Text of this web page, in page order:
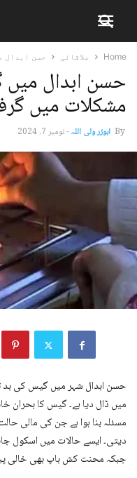
Home علاقائی حسن ابدال
حسن ابدال
مشکلات میں
By ابوزر ولی اللہ-نومبر 7, 2024
حسن ابدال شہر میں گیس کی بد
میں ڈال دیا ہے۔ گیس کا بحران
مسئلہ بنا ہوا ہے جن کی مالی
دیتی۔ ایسے حالات میں اسکول
جبکہ محنت کش باپ بھی خالی